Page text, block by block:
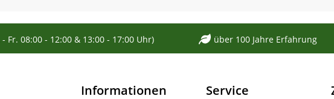
können die kleinen kugeligen Früchte geerntet und gelagert werden. Den Frost
Lässt man die geernteten Früchte länger liegen, bildet sich nach und nach
Gelees oder Marmeladen weiterverarbeiten.
Fr. 08:00 - 12:00 & 13:00 - 17:00 Uhr) über 100 Jahre Erfahrung
Informationen Service